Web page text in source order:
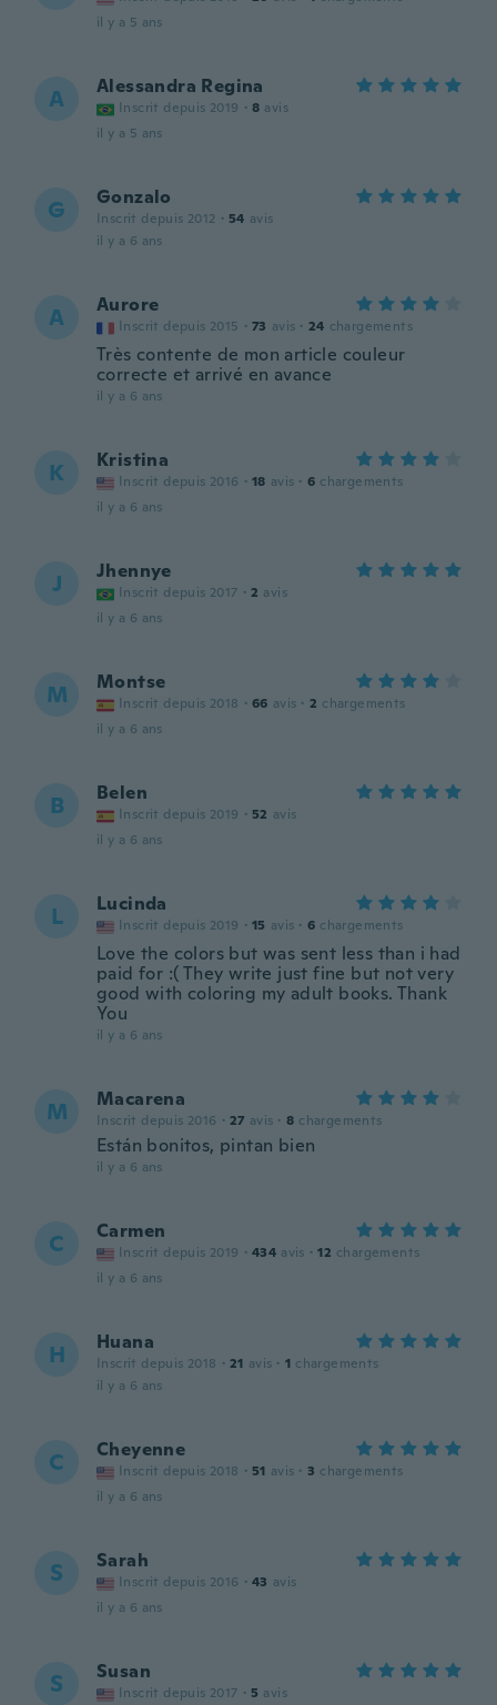
il y a 5 ans
A Alessandra Regina
Inscrit depuis 2019 · 8 avis
il y a 5 ans
G Gonzalo
Inscrit depuis 2012 · 54 avis
il y a 6 ans
A Aurore
Inscrit depuis 2015 · 73 avis · 24 chargements
Très contente de mon article couleur
correcte et arrivé en avance
il y a 6 ans
K Kristina
Inscrit depuis 2016 · 18 avis · 6 chargements
il y a 6 ans
J Jhennye
Inscrit depuis 2017 · 2 avis
il y a 6 ans
M Montse
Inscrit depuis 2018 · 66 avis · 2 chargements
il y a 6 ans
B Belen
Inscrit depuis 2019 · 52 avis
il y a 6 ans
L Lucinda
Inscrit depuis 2019 · 15 avis · 6 chargements
Love the colors but was sent less than i had
paid for :( They write just fine but not very
good with coloring my adult books. Thank
You
il y a 6 ans
M Macarena
Inscrit depuis 2016 · 27 avis · 8 chargements
Están bonitos, pintan bien
il y a 6 ans
C Carmen
Inscrit depuis 2019 · 434 avis · 12 chargements
il y a 6 ans
H Huana
Inscrit depuis 2018 · 21 avis · 1 chargements
il y a 6 ans
C Cheyenne
Inscrit depuis 2018 · 51 avis · 3 chargements
il y a 6 ans
S Sarah
Inscrit depuis 2016 · 43 avis
il y a 6 ans
S Susan
Inscrit depuis 2017 · 5 avis